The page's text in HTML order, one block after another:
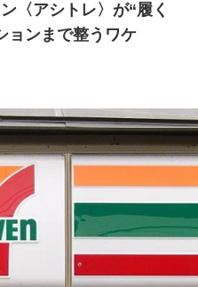
〈アシトレ〉が“履く
ョンまで整うワケ